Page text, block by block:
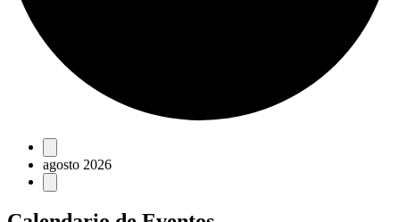
Eventos
agosto 2026